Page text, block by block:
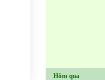
Hôm qua